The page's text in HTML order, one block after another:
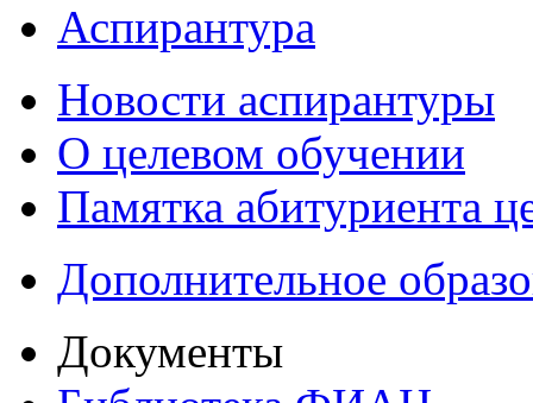
Аспирантура
Новости аспирантуры
О целевом обучении
Памятка абитуриента
Дополнительное
Документы